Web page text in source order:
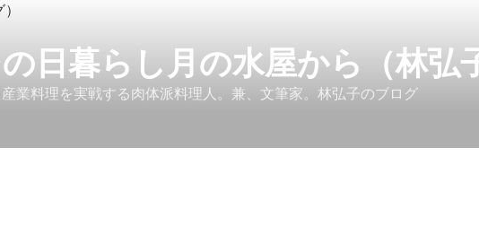
日暮らし月の水屋から（林弘
業料理を実戦する肉体派料理人。兼、文筆家。林弘子のブログ